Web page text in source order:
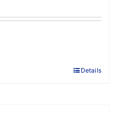
Details